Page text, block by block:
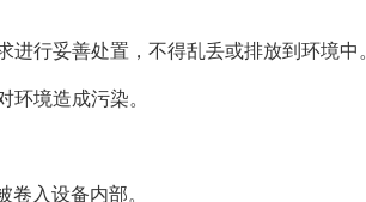
行妥善处置，不得乱丢或排放到环境中。
境造成污染。
入设备内部。